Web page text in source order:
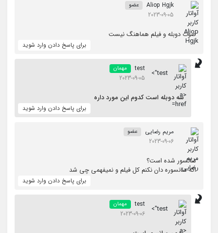
Aliop Hgjk عضو
2023-09-05
صوت دوبله و فیلم هماهنگ نیست
برای پاسخ دادن وارد شوید
test">
test مهمان
2023-09-05
سه دوبله است کدوم این مورد داره
برای پاسخ دادن وارد شوید
مریم رضایی عضو
2023-09-06
سانسور شده است؟
اگه سانسوره دان نکنم کل فیلم و نمیفهمی چی شد
برای پاسخ دادن وارد شوید
test">
test مهمان
2023-09-06